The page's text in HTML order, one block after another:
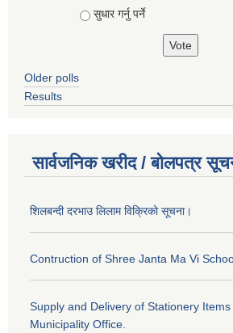
सुधार गर्नु पर्ने
Older polls
Results
सार्वजनिक खरीद / बोलपत्र
शिलबन्दी दरभाउ लिलाम विक्रिको सूचना।
Contruction of Shree Janta Ma Vi
Supply and Delivery of Stationery
Municipality Office.